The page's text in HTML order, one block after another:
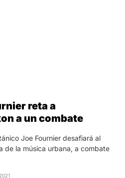
reta a
a un combate
Joe Fournier desafiará al
de la música urbana, a combate